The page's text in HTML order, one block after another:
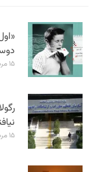
۱۵ مرداد ۱۴۰۵
۱۵ مرداد ۱۴۰۵